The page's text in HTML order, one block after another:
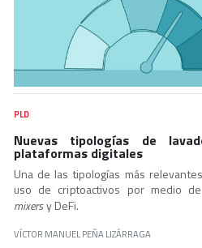
PLD
Nuevas tipologías de
plataformas digitales
Una de las tipologías más
uso de criptoactivos por medio
mixersy DeFi.
VÍCTOR MANUEL PEÑA LIZÁRRAGA